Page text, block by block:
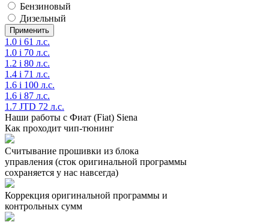
Бензиновый
Дизельный
1.0 i 61 л.с.
1.0 i 70 л.с.
1.2 i 80 л.с.
1.4 i 71 л.с.
1.6 i 100 л.с.
1.6 i 87 л.с.
1.7 JTD 72 л.с.
Наши работы с Фиат (Fiat) Siena
Как проходит чип-тюнинг
Считывание прошивки из блока
управления (сток оригинальной программы
сохраняется у нас навсегда)
Коррекция оригинальной программы и
контрольных сумм